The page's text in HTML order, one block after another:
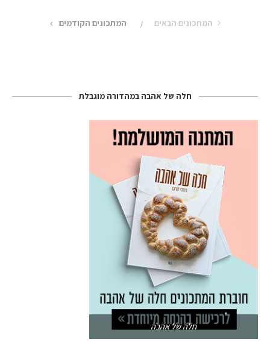
המתכונים הבאים המתכונים הקודמים
חלה של אהבה במהדורה מוגבלת
חלה של אהבה